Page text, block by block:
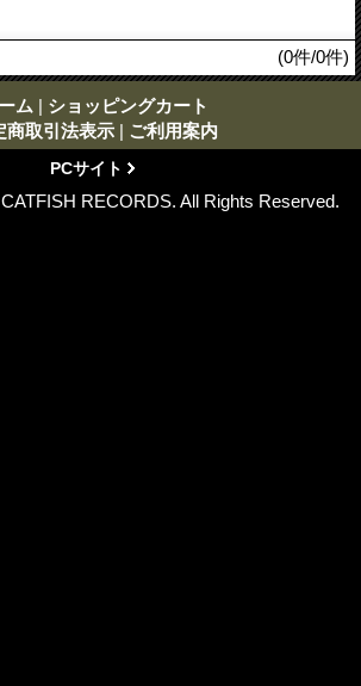
(0件/0件)
ム | ショッピングカート
商取引法表示 | ご利用案内
PCサイト
RECORDS. All Rights Reserved.